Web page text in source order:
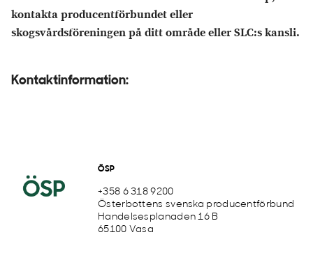
kontakta producentförbundet eller
skogsvårdsföreningen på ditt område eller SLC:s kansli.
Kontaktinformation:
ÖSP
+358 6 318 9200
Österbottens svenska producentförbund
Handelsesplanaden 16 B
65100 Vasa